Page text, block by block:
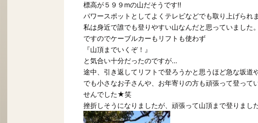
標高が５９９mの山だそうです‼
パワースポットとしてよくテレビなどでも取り上げられ
私は身近で誰でも登りやすい山なんだと思っていました。
ですのでケーブルカーもリフトも使わず
『山頂までいくぞ！』
と気合い十分だったのですが…
途中、引き返してリフトで登ろうかと思うほど急な坂道
でも小さなお子さんや、お年寄りの方も頑張って登って
せんでした★笑
挫折しそうになりましたが、頑張って山頂まで登りまし